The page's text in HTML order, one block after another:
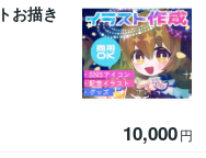
お描き
10,000円